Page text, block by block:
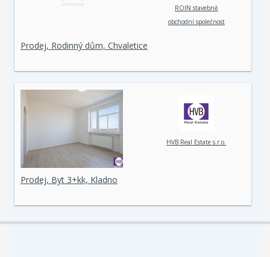
ROIN stavebně
obchodní společnost
Prodej, Rodinný dům, Chvaletice
HVB Real Estate s.r.o.
Prodej, Byt 3+kk, Kladno